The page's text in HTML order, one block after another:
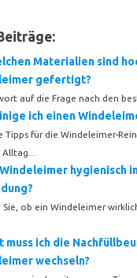
Materialien sind
gefertigt?
auf die Frage nach den
ich einen
Tipps für die Windeleimer-
hygienisch
Sie, ob ein Windeleimer
muss ich die
wechseln?